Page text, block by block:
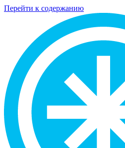
Перейти к содержанию